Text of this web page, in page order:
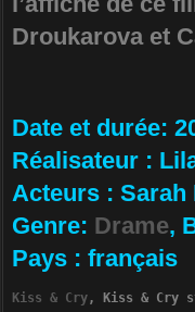
Droukarova et
Da­te et durée:
Ré­alisateur :
Ac­teurs : Sarah
Ge­nre: Drame,
Pa­ys : français
Kiss & Cry, Kiss & Cry